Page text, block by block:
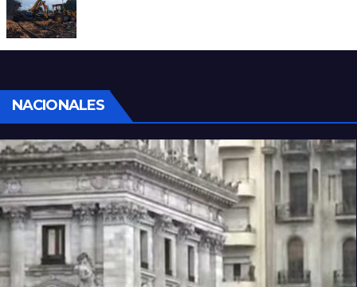
NACIONALES